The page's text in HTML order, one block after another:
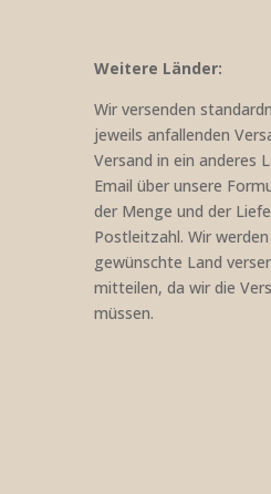
Weitere Länder:
Wir versenden
jeweils anfallenden
Versand in ein anderes
Email über unsere
der Menge und der
Postleitzahl. Wir
gewünschte Land
mitteilen, da wir die
müssen.